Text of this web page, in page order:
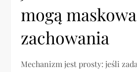
mogą
zachowania
Mechanizm jest prosty: jeśli